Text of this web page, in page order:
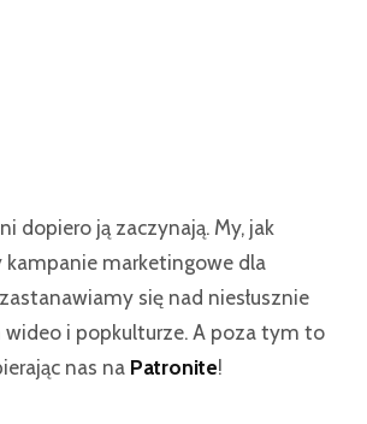
dopiero ją zaczynają. My, jak
marketingowe dla
się nad niesłusznie
i popkulturze. A poza tym to
nas na Patronite!